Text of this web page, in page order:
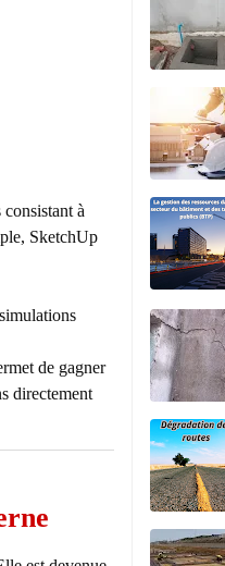
à
SketchUp
de gagner
directement